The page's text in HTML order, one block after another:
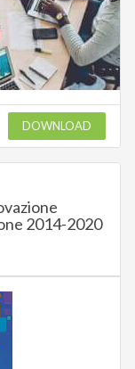
DOWNLOAD
2014-2020